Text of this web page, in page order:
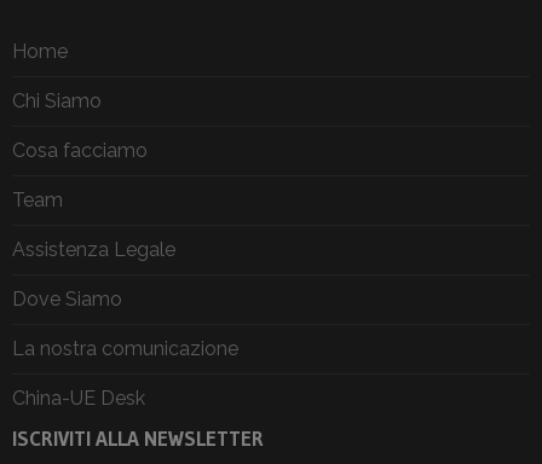
Home
Chi Siamo
Cosa facciamo
Team
Assistenza Legale
Dove Siamo
La nostra comunicazione
China-UE Desk
ISCRIVITI ALLA NEWSLETTER